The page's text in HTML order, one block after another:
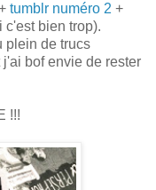
tumblr numéro 2 +
c'est bien trop).
plein de trucs
bof envie de rester
!!!